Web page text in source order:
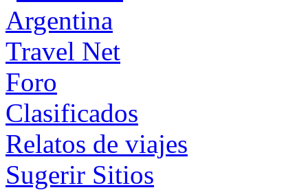
Foro
Clasificados
Relatos de viajes
Sugerir Sitios